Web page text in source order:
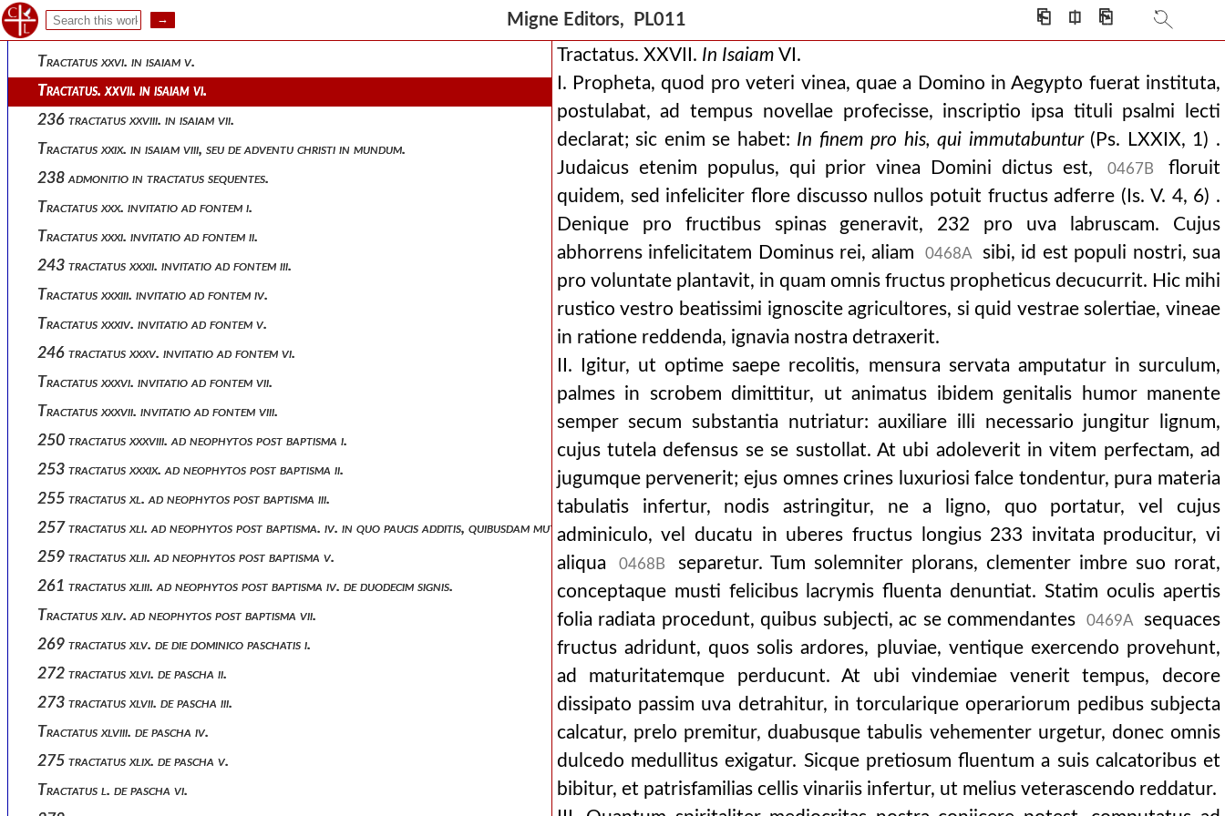
Migne Editors, PL011 ⎗ ⎅ ⎘
230 tractatus xxv. in isaiam iv.
Tractatus xxvi. in isaiam v.
Tractatus. xxvii. in isaiam vi.
236 tractatus xxviii. in isaiam vii.
Tractatus xxix. in isaiam viii, seu de adventu christi in mundum.
238 admonitio in tractatus sequentes.
Tractatus xxx. invitatio ad fontem i.
Tractatus xxxi. invitatio ad fontem ii.
243 tractatus xxxii. invitatio ad fontem iii.
Tractatus xxxiii. invitatio ad fontem iv.
Tractatus xxxiv. invitatio ad fontem v.
246 tractatus xxxv. invitatio ad fontem vi.
Tractatus xxxvi. invitatio ad fontem vii.
Tractatus xxxvii. invitatio ad fontem viii.
250 tractatus xxxviii. ad neophytos post baptisma i.
253 tractatus xxxix. ad neophytos post baptisma ii.
255 tractatus xl. ad neophytos post baptisma iii.
257 tractatus xli. ad neophytos post baptisma. iv. in quo paucis additis, quibusdam mutatis, continentur ea quae partim, xxxix, partim xl tractatibus
259 tractatus xlii. ad neophytos post baptisma v.
261 tractatus xliii. ad neophytos post baptisma iv. de duodecim signis.
Tractatus xliv. ad neophytos post baptisma vii.
269 tractatus xlv. de die dominico paschatis i.
272 tractatus xlvi. de pascha ii.
273 tractatus xlvii. de pascha iii.
Tractatus xlviii. de pascha iv.
275 tractatus xlix. de pascha v.
Tractatus l. de pascha vi.
Tractatus. XXVII. In Isaiam VI.
I. Propheta, quod pro veteri vinea, quae a Domino in Aegypto fuerat instituta,
postulabat, ad tempus novellae profecisse, inscriptio ipsa tituli psalmi lecti
declarat; sic enim se habet: In finem pro his, qui immutabuntur(Ps. LXXIX, 1) .
Judaicus etenim populus, qui prior vinea Domini dictus est,
0467B
floruit
quidem, sed infeliciter flore discusso nullos potuit fructus adferre (Is. V. 4, 6) .
Denique pro fructibus spinas generavit, 232 pro uva labruscam. Cujus
abhorrens infelicitatem Dominus rei, aliam
0468A
sibi, id est populi nostri, sua
pro voluntate plantavit, in quam omnis fructus propheticus decucurrit. Hic mihi
rustico vestro beatissimi ignoscite agricultores, si quid vestrae solertiae, vineae
in ratione reddenda, ignavia nostra detraxerit.
II. Igitur, ut optime saepe recolitis, mensura servata amputatur in surculum,
palmes in scrobem dimittitur, ut animatus ibidem genitalis humor manente
semper secum substantia nutriatur: auxiliare illi necessario jungitur lignum,
cujus tutela defensus se se sustollat. At ubi adoleverit in vitem perfectam, ad
jugumque pervenerit; ejus omnes crines luxuriosi falce tondentur, pura materia
tabulatis infertur, nodis astringitur, ne a ligno, quo portatur, vel cujus
adminiculo, vel ducatu in uberes fructus longius 233 invitata producitur, vi
aliqua
0468B
separetur. Tum solemniter plorans, clementer imbre suo rorat,
conceptaque musti felicibus lacrymis fluenta denuntiat. Statim oculis apertis
folia radiata procedunt, quibus subjecti, ac se commendantes
0469A
sequaces
fructus adridunt, quos solis ardores, pluviae, ventique exercendo provehunt,
ad maturitatemque perducunt. At ubi vindemiae venerit tempus, decore
dissipato passim uva detrahitur, in torcularique operariorum pedibus subjecta
calcatur, prelo premitur, duabusque tabulis vehementer urgetur, donec omnis
dulcedo medullitus exigatur. Sicque pretiosum fluentum a suis calcatoribus et
bibitur, et patrisfamilias cellis vinariis infertur, ut melius veterascendo reddatur.